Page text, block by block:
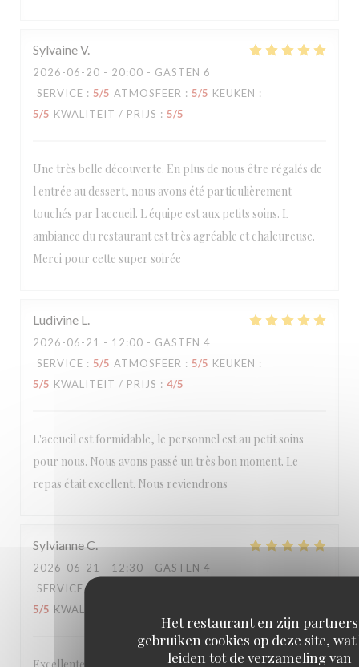
Het restaurant en zijn partners
gebruiken cookies op deze site,
leiden tot de verzameling van
SylvaineV
2026-06-20 - 20:00 - GASTEN 6
SERVICE : 5/5 ATMOSFEER : 5/5 KEUKEN :
5/5 KWALITEIT / PRIJS : 5/5
Une très belle découverte. En plus de nous être régalés de
l entrée au dessert, nous avons été particulièrement
touchés par l accueil. L équipe est aux petits soins. L
ambiance du restaurant est très agréable et chaleureuse.
Merci pour cette super soirée
Ludivine L
2026-06-21 - 12:00 - GASTEN 4
SERVICE : 5/5 ATMOSFEER : 5/5 KEUKEN :
5/5 KWALITEIT / PRIJS : 4/5
L'accueil est formidable, le personnel est au petit soins
pour nous. Nous avons passé un très bon moment. Le
repas était excellent. Nous reviendrons
SylvianneC
2026-06-21 - 12:30 - GASTEN 4
SERVICE:
5/5 KWALITEIT / PRIJS